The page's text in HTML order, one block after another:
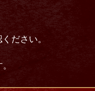
ださい。